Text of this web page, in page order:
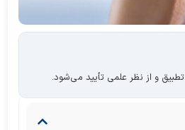
و از نظر علمی تأیید می‌شود.